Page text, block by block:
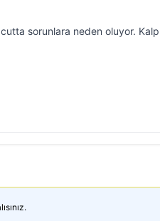
sorunlara neden oluyor.